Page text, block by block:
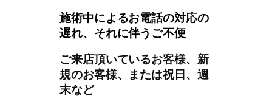
施術中によるお電話の対応の
遅れ、それに伴うご不便
ご来店頂いているお客様、新
規のお客様、または祝日、週
末など